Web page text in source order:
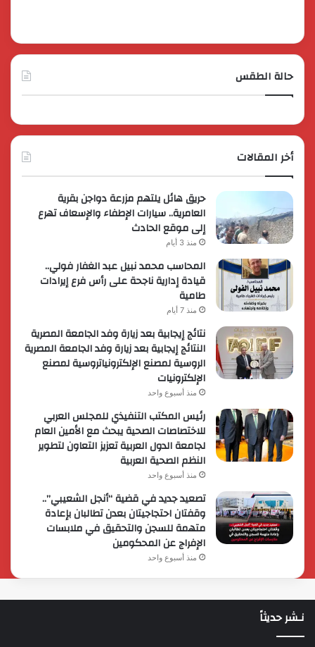
حالة الطقس
أخر المقالات
حريق هائل يلتهم مزرعة دواجن بقرية
العامرية.. سيارات الإطفاء والإسعاف تهرع
إلى موقع الحادث
منذ 3 أيام
المحاسب محمد نبيل عبد الغفار فولي..
قيادة إدارية ناجحة على رأس فرع إيرادات
طامية
منذ 7 أيام
نتائج إيجابية بعد زيارة وفد الجامعة المصرية
النتائج إيجابية بعد زيارة وفد الجامعة المصرية
الروسية لمصنع الإلكترونياتروسية لمصنع
الإلكترونيات
منذ أسبوع واحد
رئيس المكتب التنفيذي للمجلس العربي
للاختصاصات الصحية يبحث مع الأمين العام
لجامعة الدول العربية تعزيز التعاون لتطوير
النظم الصحية العربية
منذ أسبوع واحد
تصعيد جديد في قضية “أنجل الشعيبي”..
وقفتان احتجاجيتان بعدن تطالبان بإعادة
متهمة للسجن والتحقيق في ملابسات
الإفراج عن المحكومين
منذ أسبوع واحد
نـشر حديثاً